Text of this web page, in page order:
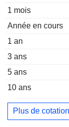
1 mois
Année en cours
1 an
3 ans
5 ans
10 ans
Plus de